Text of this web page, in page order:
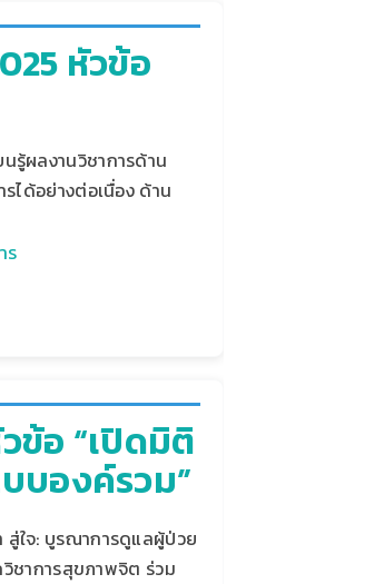
หัวข้อ
รู้ผลงานวิชาการด้าน
ได้อย่างต่อเนื่อง ด้าน
ร
ข้อ “เปิดมิติ
บองค์รวม”
สู่ใจ: บูรณาการดูแลผู้ป่วย
ชาการสุขภาพจิต ร่วม